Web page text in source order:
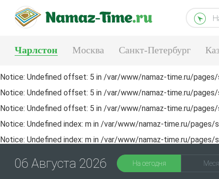
Чарлстон Москва Санкт-Петербург
Тюмень Екатеринбург
Notice: Undefined offset: 5 in /var/www/namaz-time.ru/
Notice: Undefined offset: 5 in /var/www/namaz-time.ru/
Notice: Undefined offset: 5 in /var/www/namaz-time.ru/
Notice: Undefined index: m in /var/www/namaz-time.ru/pages/
Notice: Undefined index: m in /var/www/namaz-time.ru/pages/
06 Августа 2026 На сегодня